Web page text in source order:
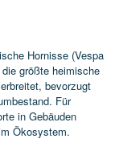
Hornisse (Vespa
größte heimische
bevorzugt
Für
in Gebäuden
Ökosystem.